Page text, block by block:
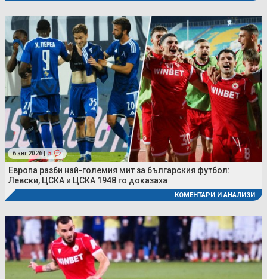
6 авг 2026 | 5
Европа разби най-големия мит за българския футбол:
Левски, ЦСКА и ЦСКА 1948 го доказаха
КОМЕНТАРИ И АНАЛИЗИ